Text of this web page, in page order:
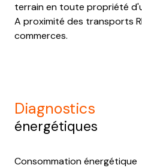
terrain en toute propriété
A proximité des transports
commerces.
diagnostics
énergétiques
Consommation énergétique